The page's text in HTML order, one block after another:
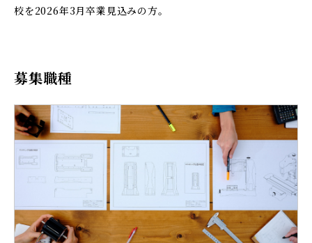
校を2026年3月卒業見込みの方。
募集職種